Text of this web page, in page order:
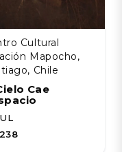
Cultural
Mapocho,
Chile
Cae